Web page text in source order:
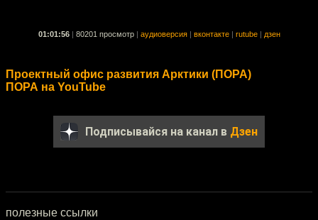
01:01:56 80201 просмотр аудиоверсия вконтакте rutube дзен
Проектный офис развития Арктики (ПОРА)
ПОРА на YouTube
Подписывайся на канал в Дзен
полезные ссылки